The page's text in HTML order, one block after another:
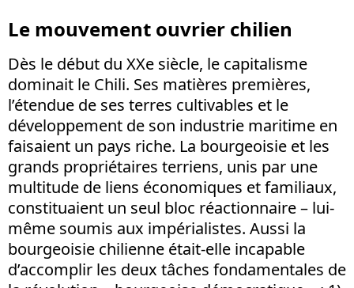
Le mouvement ouvrier chilien
Dès le début du XXe siècle, le capitalisme
dominait le Chili. Ses matières premières,
l’étendue de ses terres cultivables et le
développement de son industrie maritime en
faisaient un pays riche. La bourgeoisie et les
grands propriétaires terriens, unis par une
multitude de liens économiques et familiaux,
constituaient un seul bloc réactionnaire – lui-
même soumis aux impérialistes. Aussi la
bourgeoisie chilienne était-elle incapable
d’accomplir les deux tâches fondamentales de